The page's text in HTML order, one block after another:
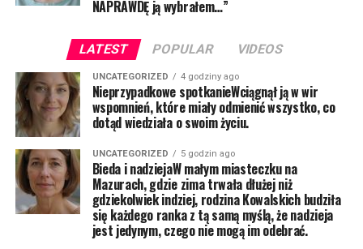
NAPRAWDĘ ją wybrałem…”
LATEST POPULAR VIDEOS
UNCATEGORIZED 4 godziny ago
Nieprzypadkowe spotkanieWciągnął ją w wir
wspomnień, które miały odmienić wszystko, co
dotąd wiedziała o swoim życiu.
UNCATEGORIZED 5 godzin ago
Bieda i nadziejaW małym miasteczku na
Mazurach, gdzie zima trwała dłużej niż
gdziekolwiek indziej, rodzina Kowalskich budziła
się każdego ranka z tą samą myślą, że nadzieja
jest jedynym, czego nie mogą im odebrać.